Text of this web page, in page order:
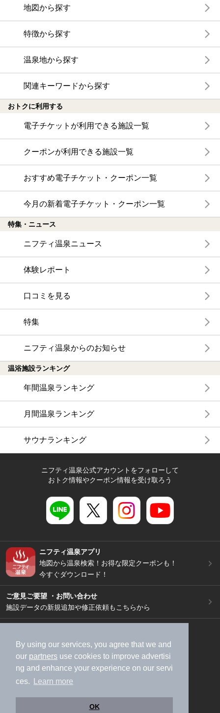
By using our services, you agree that we and
our partners use cookies to improve advertisi
ng and enhance your experience on our servi
ces.
Learn more
OK
地図から探す
特徴から探す
温泉地から探す
関連キーワードから探す
おトクに利用する
電子チケットが利用できる施設一覧
クーポンが利用できる施設一覧
おすすめ電子チケット・クーポン一覧
今月の新着電子チケット・クーポン一覧
特集・ニュース
ニフティ温泉ニュース
体験レポート
口コミを見る
特集
ニフティ温泉からのお知らせ
温浴施設ランキング
年間温泉ランキング
月間温泉ランキング
サウナランキング
ニフティ温泉公式アカウントをフォローして
おトク情報やクーポン情報を受け取ろう
ニフティ温泉アプリ
地図から温泉検索！お得な限定クーポンも！
今すぐダウンロード！
ご意見ご要望 ・お問い合わせ
施設データの新規追加や修正依頼もこちらから
加盟店募集（資料請求）
広告出稿のご案内
利用規約
ライフスタイルMEMBERS+規約
特定商取引法に基づく表記
ヘルプ
採用情報
運営会社